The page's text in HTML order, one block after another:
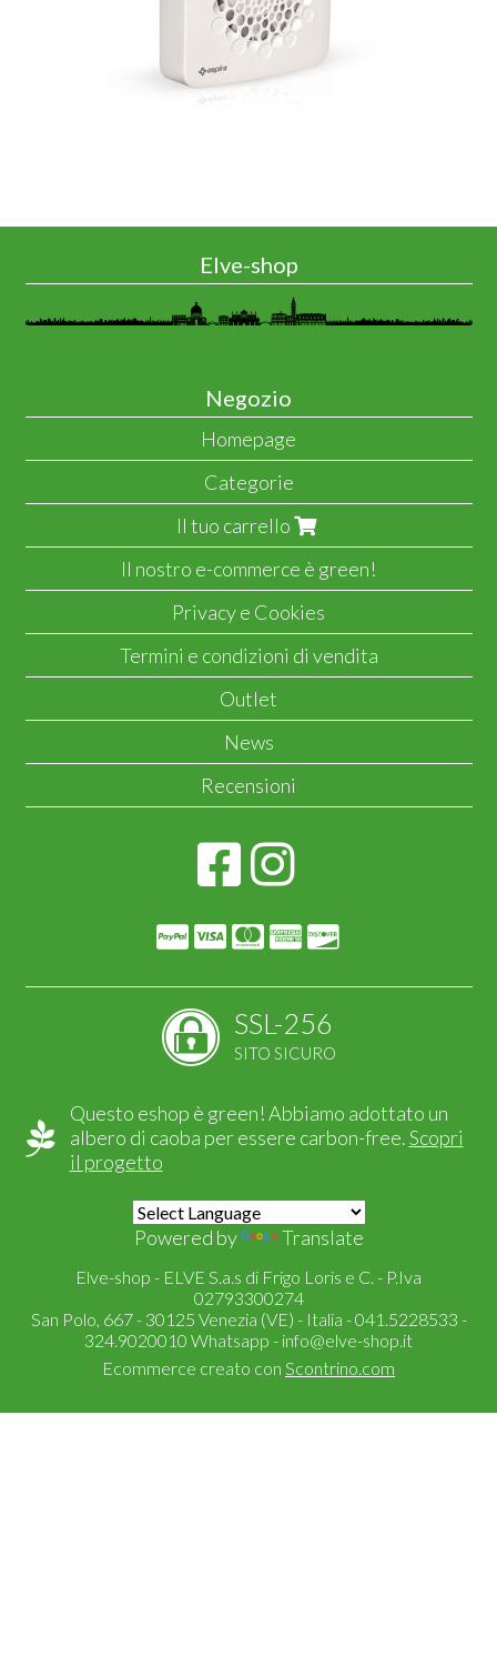
Elve-shop
Negozio
Homepage
Categorie
Il tuo carrello
Il nostro e-commerce è green!
Privacy e Cookies
Termini e condizioni di vendita
Outlet
News
Recensioni
SSL-256
SITO SICURO
Questo eshop è green! Abbiamo adottato un
albero di caoba per essere carbon-free.Scopri
il progetto
Powered by Translate
Elve-shop - ELVE S.a.s di Frigo Loris e C. - P.Iva
02793300274
San Polo, 667 - 30125 Venezia (VE) - Italia - 041.5228533 -
324.9020010 Whatsapp - info@elve-shop.it
Ecommerce creato con Scontrino.com